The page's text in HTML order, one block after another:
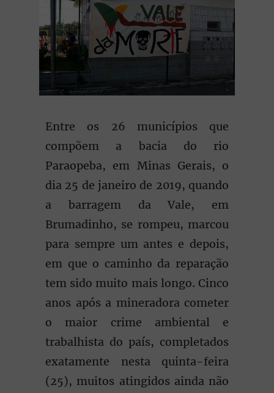
Entre os 26 municípios que
compõem a bacia do rio
Paraopeba, em Minas Gerais, o
dia 25 de janeiro de 2019, quando
a barragem da Vale, em
Brumadinho, se rompeu, marcou
para sempre um antes e depois,
em que o caminho da reparação
tem sido muito mais longo. Cinco
anos após a mineradora cometer
o maior crime ambiental e
trabalhista do país, completados
exatamente nesta quinta-feira
(25), muitos atingidos ainda não